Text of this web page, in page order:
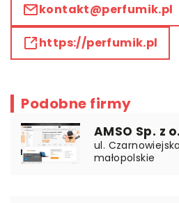
kontakt@perfumik.pl
https://perfumik.pl
Podobne firmy
AMSO Sp. z
ul.
małopolskie